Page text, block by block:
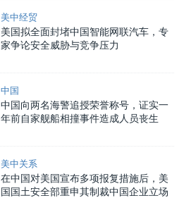
美中经贸
美国拟全面封堵中国智能网联汽车，专
家争论安全威胁与竞争压力
中国
中国向两名海警追授荣誉称号，证实一
年前自家舰船相撞事件造成人员丧生
美中关系
在中国对美国宣布多项报复措施后，美
国国土安全部重申其制裁中国企业立场